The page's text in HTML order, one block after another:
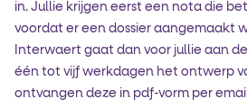
in. Jullie krijgen eerst een nota die
voordat er een dossier aangemaakt
Interwaert gaat dan voor jullie aan
één tot vijf werkdagen het ontwerp
ontvangen deze in pdf-vorm per